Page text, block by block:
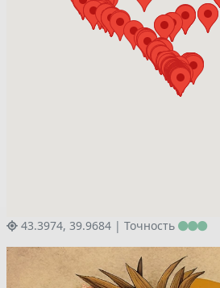
43.3974, 39.9684 | Точность